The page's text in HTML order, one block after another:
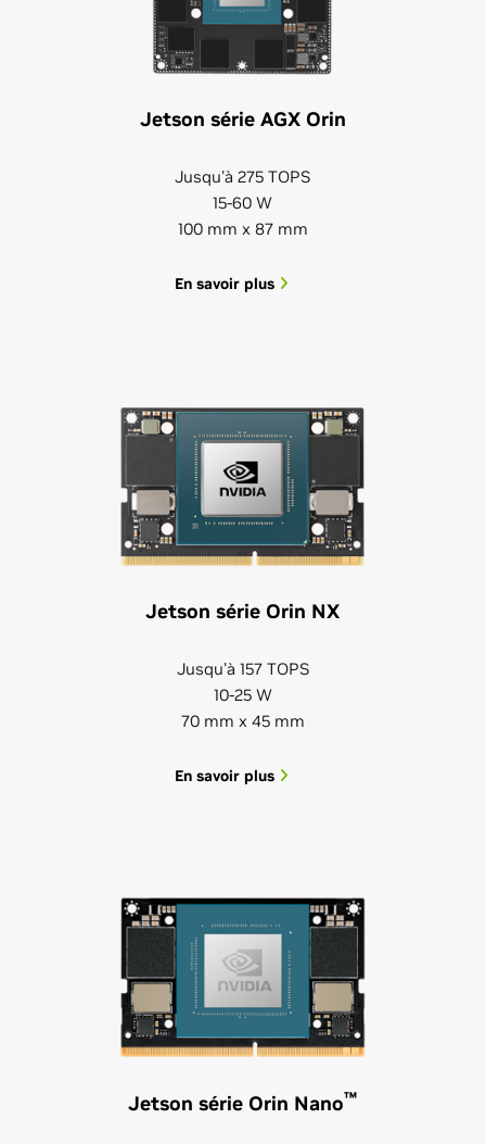
Jetson série AGX Orin
Jusqu'à 275 TOPS
15-60 W
100 mm x 87 mm
En savoir plus
Jetson série Orin NX
Jusqu'à 157 TOPS
10-25 W
70 mm x 45 mm
En savoir plus
Jetson série Orin Nano™